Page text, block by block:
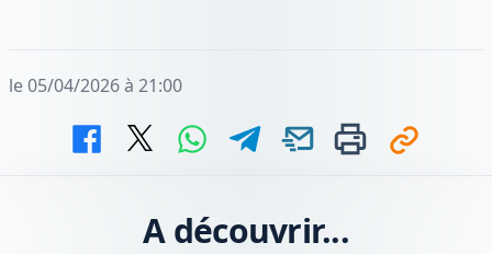
le 05/04/2026 à 21:00
A découvrir...